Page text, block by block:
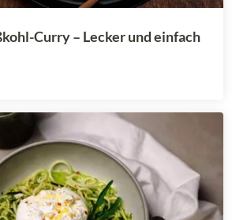
Curry – Lecker und einfach